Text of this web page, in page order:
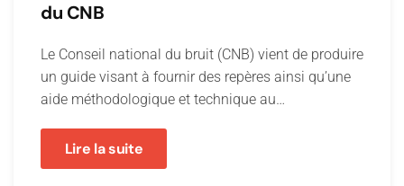
du CNB
Le Conseil national du bruit (CNB) vient de produire
un guide visant à fournir des repères ainsi qu’une
aide méthodologique et technique au…
Lire la suite